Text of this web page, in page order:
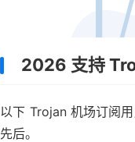
2026 支持
以下 Trojan 机场订阅
先后。